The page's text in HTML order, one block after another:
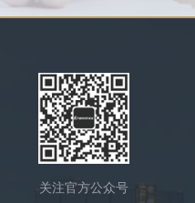
关注官方公众号